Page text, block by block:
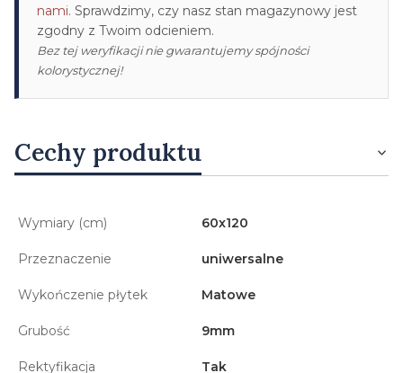
nami. Sprawdzimy, czy nasz stan magazynowy jest
zgodny z Twoim odcieniem.
Bez tej weryfikacji nie gwarantujemy spójności
kolorystycznej!
Cechy produktu
Wymiary (cm) 60x120
Przeznaczenie uniwersalne
Wykończenie płytek Matowe
Grubość 9mm
Rektyfikacja Tak